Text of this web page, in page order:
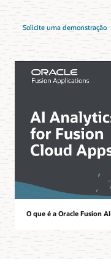
Solicite uma demonstração
O que é a Oracle Fusion